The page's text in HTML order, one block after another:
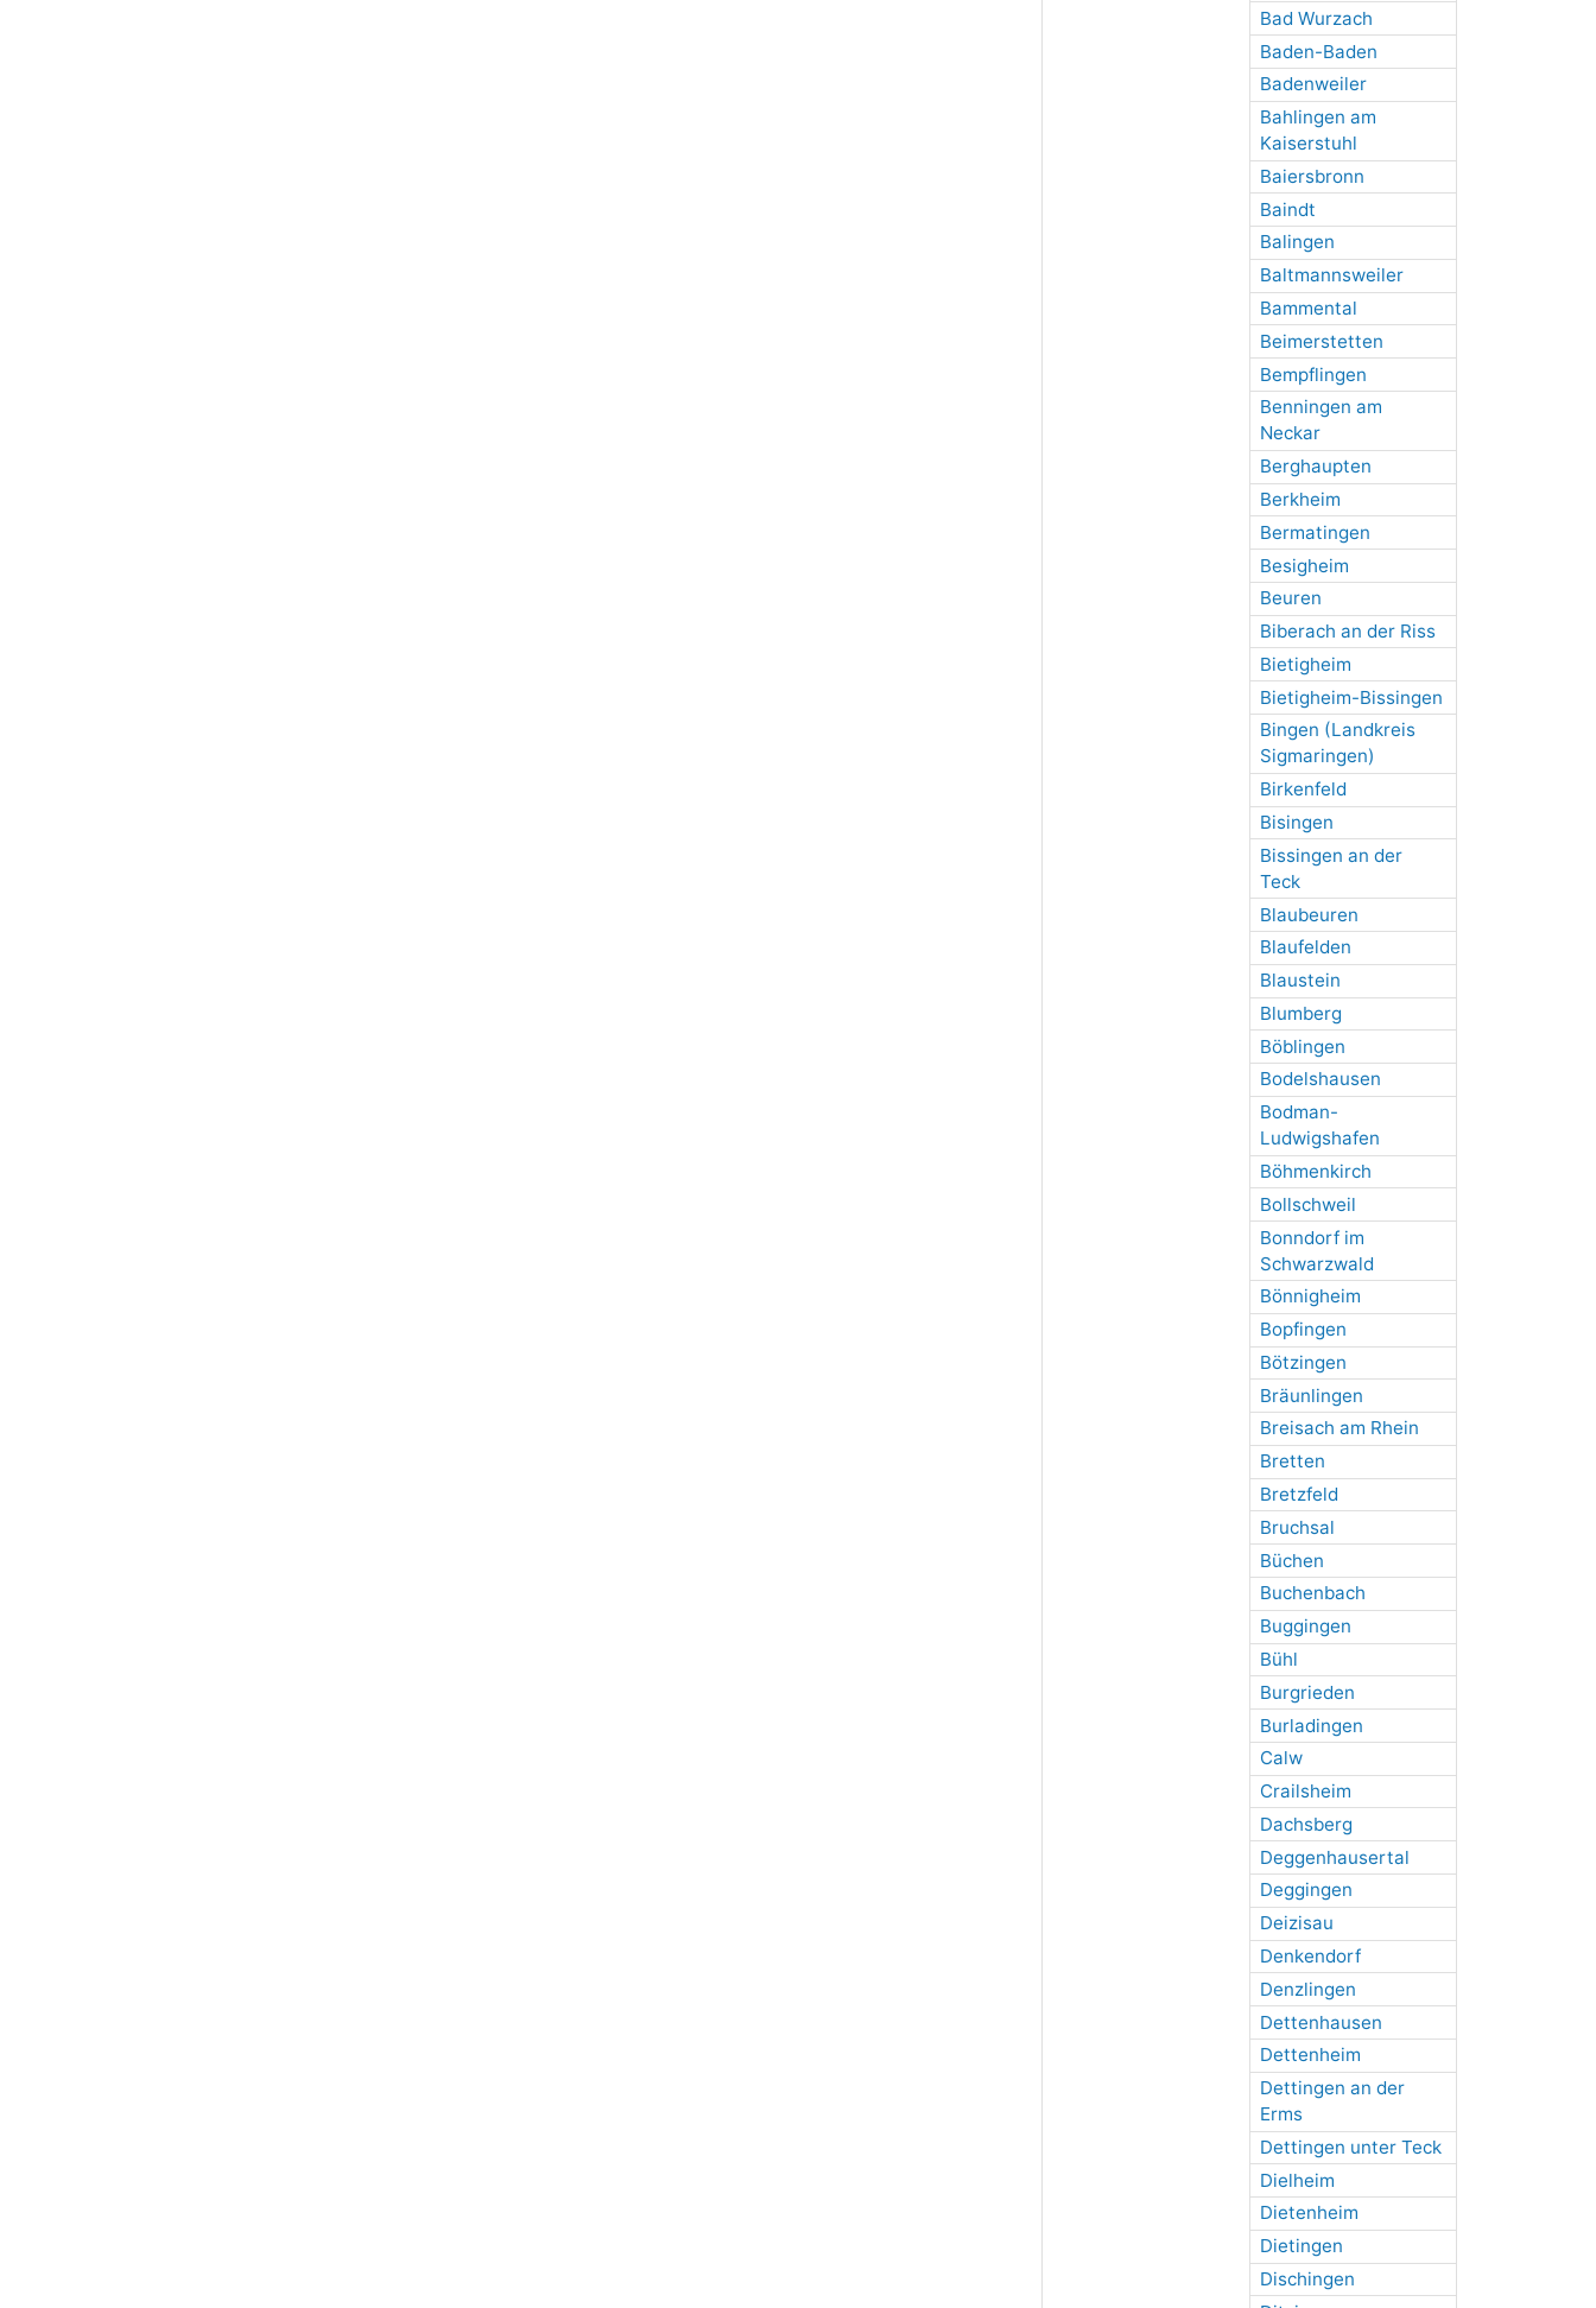
Bad Wurzach
Baden-Baden
Badenweiler
Bahlingen am
Kaiserstuhl
Baiersbronn
Baindt
Balingen
Baltmannsweiler
Bammental
Beimerstetten
Bempflingen
Benningen am
Neckar
Berghaupten
Berkheim
Bermatingen
Besigheim
Beuren
Biberach an der Riss
Bietigheim
Bietigheim-Bissingen
Bingen (Landkreis
Sigmaringen)
Birkenfeld
Bisingen
Bissingen an der
Teck
Blaubeuren
Blaufelden
Blaustein
Blumberg
Böblingen
Bodelshausen
Bodman-
Ludwigshafen
Böhmenkirch
Bollschweil
Bonndorf im
Schwarzwald
Bönnigheim
Bopfingen
Bötzingen
Bräunlingen
Breisach am Rhein
Bretten
Bretzfeld
Bruchsal
Büchen
Buchenbach
Buggingen
Bühl
Burgrieden
Burladingen
Calw
Crailsheim
Dachsberg
Deggenhausertal
Deggingen
Deizisau
Denkendorf
Denzlingen
Dettenhausen
Dettenheim
Dettingen an der
Erms
Dettingen unter Teck
Dielheim
Dietenheim
Dietingen
Dischingen